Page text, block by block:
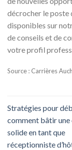
décrocher le poste
disponibles sur
de conseils et de
votre profil
Source : Carrières
Stratégies pour
comment bâtir
solide en tant que
réceptionniste